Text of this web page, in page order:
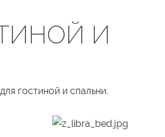
И
гостиной и спальни.